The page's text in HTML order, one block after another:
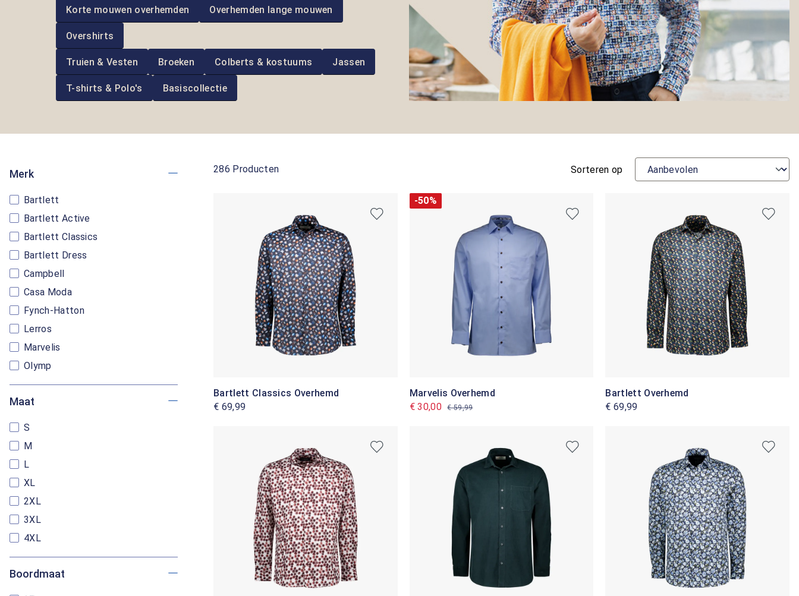
Korte mouwen overhemden Overhemden lange mouwen
Overshirts
Truien & Vesten Broeken Colberts & kostuums Jassen
T-shirts & Polo's Basiscollectie
Merk
Bartlett
Bartlett Active
Bartlett Classics
Bartlett Dress
Campbell
Casa Moda
Fynch-Hatton
Lerros
Marvelis
Olymp
Maat
S
M
L
XL
2XL
3XL
4XL
Boordmaat
286 Producten Sorteren op
Bartlett Classics Overhemd
€ 69,99
-50%
Marvelis Overhemd
€ 30,00
€ 59,99
Bartlett Overhemd
€ 69,99